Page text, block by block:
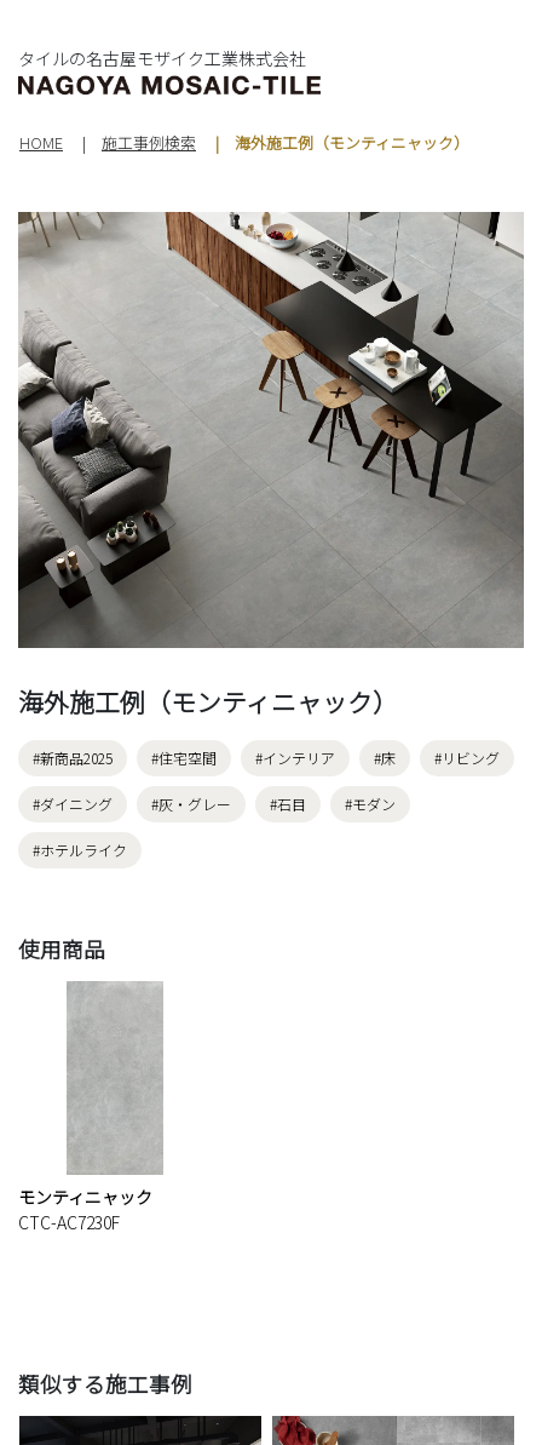
タイルの名古屋モザイク工業株式会社
HOME 施工事例検索 海外施工例（モンティニャック）
海外施工例（モンティニャック）
#新商品2025 #住宅空間 #インテリア #床 #リビング
#ダイニング #灰・グレー #石目 #モダン
#ホテルライク
使用商品
モンティニャック
CTC-AC7230F
類似する施工事例